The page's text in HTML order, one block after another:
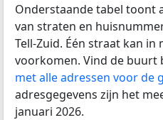
Onderstaande tabel toont
van straten en
Tell-Zuid. Één straat kan
voorkomen. Vind de buurt
met alle adressen voor de
adresgegevens zijn het
januari 2026.